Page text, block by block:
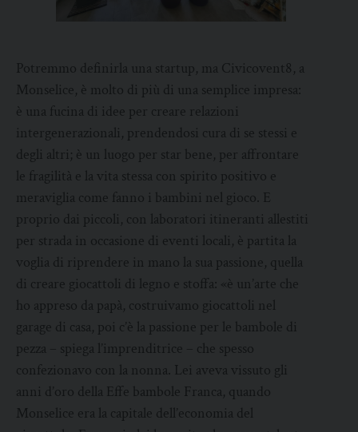
Potremmo definirla una startup, ma Civicovent8, a
Monselice, è molto di più di una semplice impresa:
è una fucina di idee per creare relazioni
intergenerazionali, prendendosi cura di se stessi e
degli altri; è un luogo per star bene, per affrontare
le fragilità e la vita stessa con spirito positivo e
meraviglia come fanno i bambini nel gioco. E
proprio dai piccoli, con laboratori itineranti allestiti
per strada in occasione di eventi locali, è partita la
voglia di riprendere in mano la sua passione, quella
di creare giocattoli di legno e stoffa: «è un’arte che
ho appreso da papà, costruivamo giocattoli nel
garage di casa, poi c’è la passione per le bambole di
pezza – spiega l’imprenditrice – che spesso
confezionavo con la nonna. Lei aveva vissuto gli
anni d’oro della Effe bambole Franca, quando
Monselice era la capitale dell’economia del